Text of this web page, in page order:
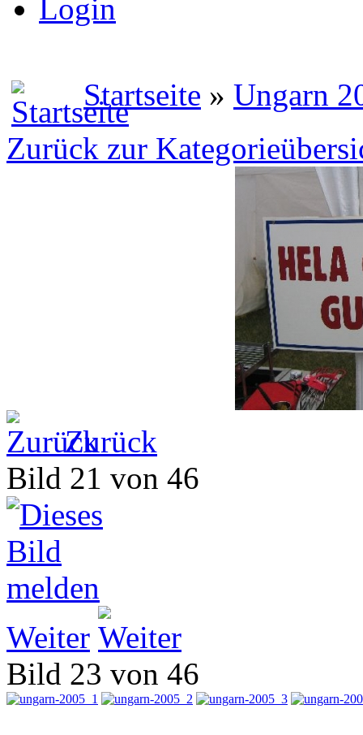
Login
Startseite » Ungarn
Zurück zur
Zurück
Bild 21 von 46
Weiter
Bild 23 von 46